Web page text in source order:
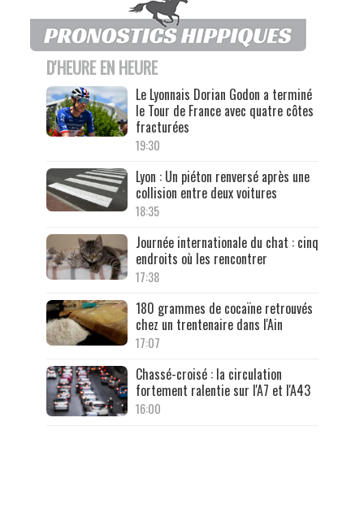
D'HEURE EN HEURE
Le Lyonnais Dorian Godon a terminé
le Tour de France avec quatre côtes
fracturées
19:30
Lyon : Un piéton renversé après une
collision entre deux voitures
18:35
Journée internationale du chat : cinq
endroits où les rencontrer
17:38
180 grammes de cocaïne retrouvés
chez un trentenaire dans l'Ain
17:07
Chassé-croisé : la circulation
fortement ralentie sur l'A7 et l'A43
16:00